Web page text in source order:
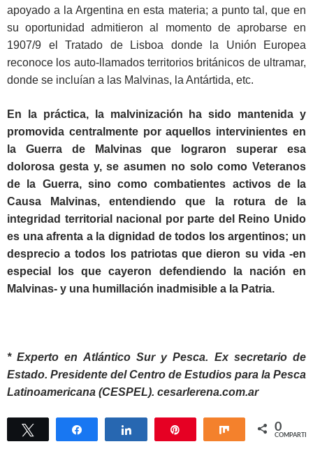
apoyado a la Argentina en esta materia; a punto tal, que en
su oportunidad admitieron al momento de aprobarse en
1907/9 el Tratado de Lisboa donde la Unión Europea
reconoce los auto-llamados territorios británicos de ultramar,
donde se incluían a las Malvinas, la Antártida, etc.
En la práctica, la malvinización ha sido mantenida y
promovida centralmente por aquellos intervinientes en
la Guerra de Malvinas que lograron superar esa
dolorosa gesta y, se asumen no solo como Veteranos
de la Guerra, sino como combatientes activos de la
Causa Malvinas, entendiendo que la rotura de la
integridad territorial nacional por parte del Reino Unido
es una afrenta a la dignidad de todos los argentinos; un
desprecio a todos los patriotas que dieron su vida -en
especial los que cayeron defendiendo la nación en
Malvinas- y una humillación inadmisible a la Patria.
* Experto en Atlántico Sur y Pesca. Ex secretario de
Estado. Presidente del Centro de Estudios para la Pesca
Latinoamericana (CESPEL). cesarlerena.com.ar
Twittear Compartir Compartir Compartir
0
COMPARTIR